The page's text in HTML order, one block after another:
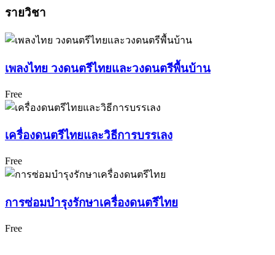
รายวิชา
เพลงไทย วงดนตรีไทยและวงดนตรีพื้นบ้าน
Free
เครื่องดนตรีไทยและวิธีการบรรเลง
Free
การซ่อมบำรุงรักษาเครื่องดนตรีไทย
Free